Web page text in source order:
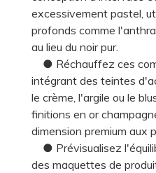
excessivement pastel,
profonds comme
au lieu du noir pur.
● Réchauffez ces
intégrant des teintes
le crème, l'argile ou le
finitions en or
dimension premium aux
● Prévisualisez
des maquettes de